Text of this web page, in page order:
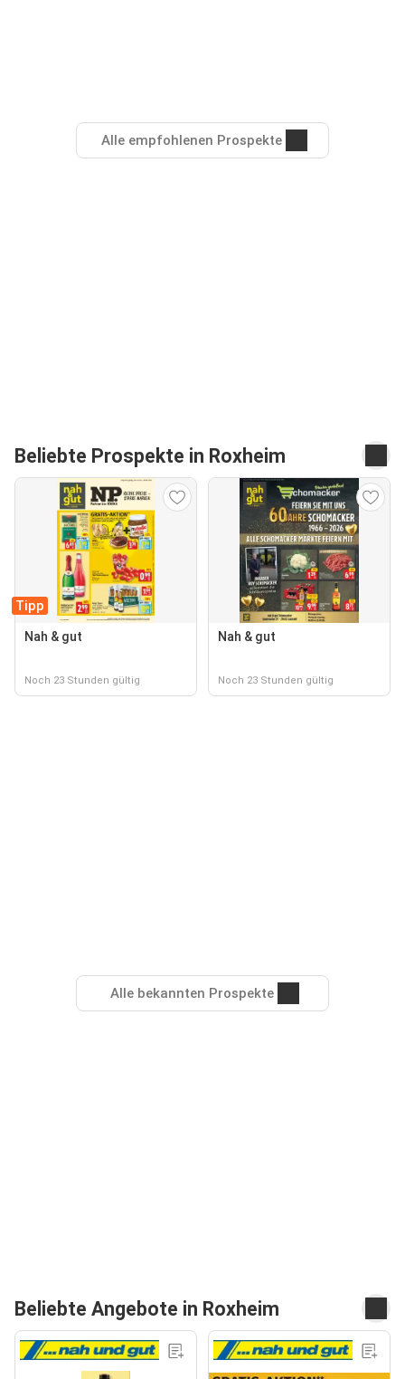
Alle empfohlenen Prospekte
Beliebte Prospekte in Roxheim
Tipp
Nah & gut
Noch 23 Stunden gültig
Nah & gut
Noch 23 Stunden gültig
Alle bekannten Prospekte
Beliebte Angebote in Roxheim